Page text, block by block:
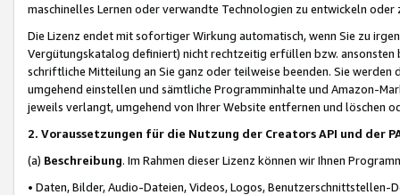
maschinelles Lernen oder verwandte Technologien zu entwickeln
Die Lizenz endet mit sofortiger Wirkung automatisch, wenn Sie zu
Vergütungskatalog definiert) nicht rechtzeitig erfüllen bzw. ansonsten
schriftliche Mitteilung an Sie ganz oder teilweise beenden. Sie werden
umgehend einstellen und sämtliche Programminhalte und Amazon-
jeweils verlangt, umgehend von Ihrer Website entfernen und löschen
2. Voraussetzungen für die Nutzung der Creators API und der
(a) Beschreibung. Im Rahmen dieser Lizenz können wir Ihnen
• Daten, Bilder, Audio-Dateien, Videos, Logos, Benutzerschnittstellen-